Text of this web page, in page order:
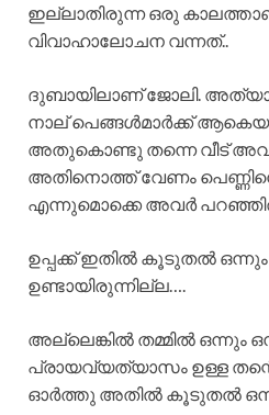
ഇല്ലാതിരുന്ന ഒരു
വിവാഹാലോചന വന്നത്..
ദുബായിലാണ് ജോലി.
നാല് പെങ്ങൾമാർക്ക്
അതുകൊണ്ടു തന്നെ വീട്
അതിനൊത്ത് വേണം
എന്നുമൊക്കെ അവർ
ഉപ്പക്ക് ഇതിൽ കൂടുതൽ
ഉണ്ടായിരുന്നില്ല….
അല്ലെങ്കിൽ തമ്മിൽ ഒന്നും
പ്രായവ്യത്യാസം ഉള്ള
ഓർത്തു അതിൽ കൂടുതൽ ഒന്നും